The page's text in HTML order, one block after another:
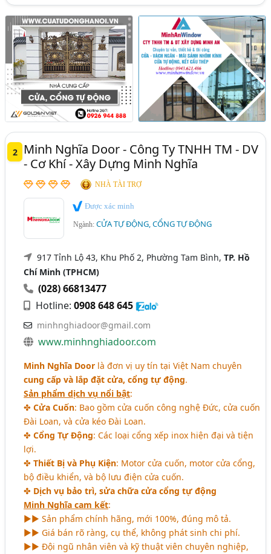
2
Minh Nghĩa Door - Công Ty TNHH TM - DV
- Cơ Khí - Xây Dựng Minh Nghĩa
NHÀ TÀI TRỢ
Được xác minh
Ngành:CỬA TỰ ĐỘNG, CỔNG TỰ ĐỘNG
917 Tỉnh Lộ 43, Khu Phố 2, Phường Tam Bình,TP. Hồ
Chí Minh (TPHCM)
(028) 66813477
Hotline:0908 648 645
minhnghiadoor@gmail.com
www.minhnghiadoor.com
Minh Nghĩa Door là đơn vị uy tín tại Việt Nam chuyên
cung cấp và lắp đặt cửa, cổng tự động.
Sản phẩm dịch vụ nổi bật:
✤Cửa Cuốn: Bao gồm cửa cuốn công nghệ Đức, cửa cuốn
Đài Loan, và cửa kéo Đài Loan.
✤Cổng Tự Động: Các loại cổng xếp inox hiện đại và tiện
lợi.
✤Thiết Bị và Phụ Kiện: Motor cửa cuốn, motor cửa cổng,
bộ điều khiển, và bộ lưu điện cửa cuốn.
✤ Dịch vụ bảo trì, sửa chữa cửa cổng tự động
Minh Nghĩa cam kết:
►► Sản phẩm chính hãng, mới 100%, đúng mô tả.
►► Giá bán rõ ràng, cụ thể, không phát sinh chi phí.
►► Đội ngũ nhân viên và kỹ thuật viên chuyên nghiệp,